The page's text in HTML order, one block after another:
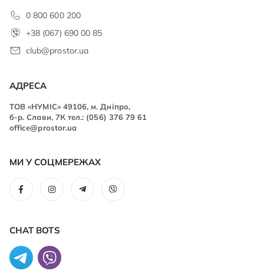
0 800 600 200
+38 (067) 690 00 85
club@prostor.ua
АДРЕСА
ТОВ «НУМІС» 49106, м. Дніпро,
б-р. Слави, 7К тел.: (056) 376 79 61
office@prostor.ua
МИ У СОЦМЕРЕЖАХ
CHAT BOTS